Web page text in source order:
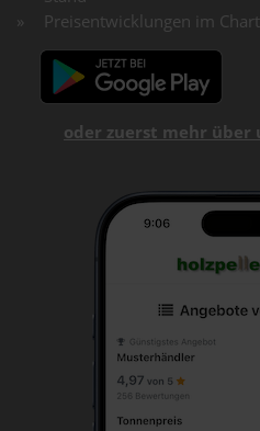
Preisentwicklungen im
oder zuerst mehr über